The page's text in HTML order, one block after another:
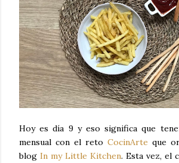
Hoy es día 9 y eso significa que
mensual con el reto CocinArte que
blog In my Little Kitchen. Esta vez, el